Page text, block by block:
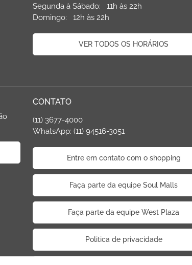
Segunda à Sábado: 11h às 22h
Domingo: 12h às 22h
VER TODOS OS HORÁRIOS
CONTATO
(11) 3677-4000
WhatsApp: (11) 94516-3051
Entre em contato com o shopping
Faça parte da equipe Soul Malls
Faça parte da equipe West Plaza
Politica de privacidade